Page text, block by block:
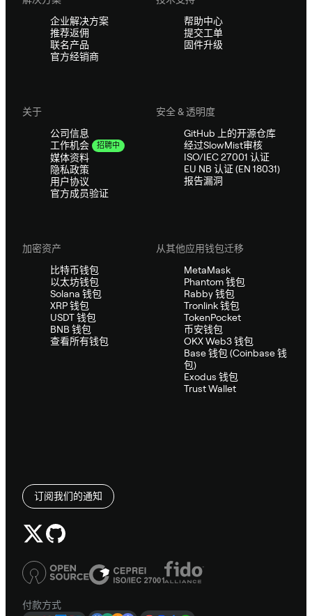
企业解决方案
推荐返佣
联名产品
官方经销商
帮助中心
提交工单
固件升级
关于
公司信息
工作机会
招聘中
媒体资料
隐私政策
用户协议
官方成员验证
安全 & 透明度
GitHub 上的开源仓库
经过SlowMist审核
ISO/IEC 27001 认证
EU NB 认证 (EN 18031)
报告漏洞
加密资产
比特币钱包
以太坊钱包
Solana 钱包
XRP 钱包
USDT 钱包
BNB 钱包
查看所有钱包
从其他应用钱包迁移
MetaMask
Phantom 钱包
Rabby 钱包
Tronlink 钱包
TokenPocket
币安钱包
OKX Web3 钱包
Base 钱包 (Coinbase 钱
包)
Exodus 钱包
Trust Wallet
订阅我们的通知
付款方式